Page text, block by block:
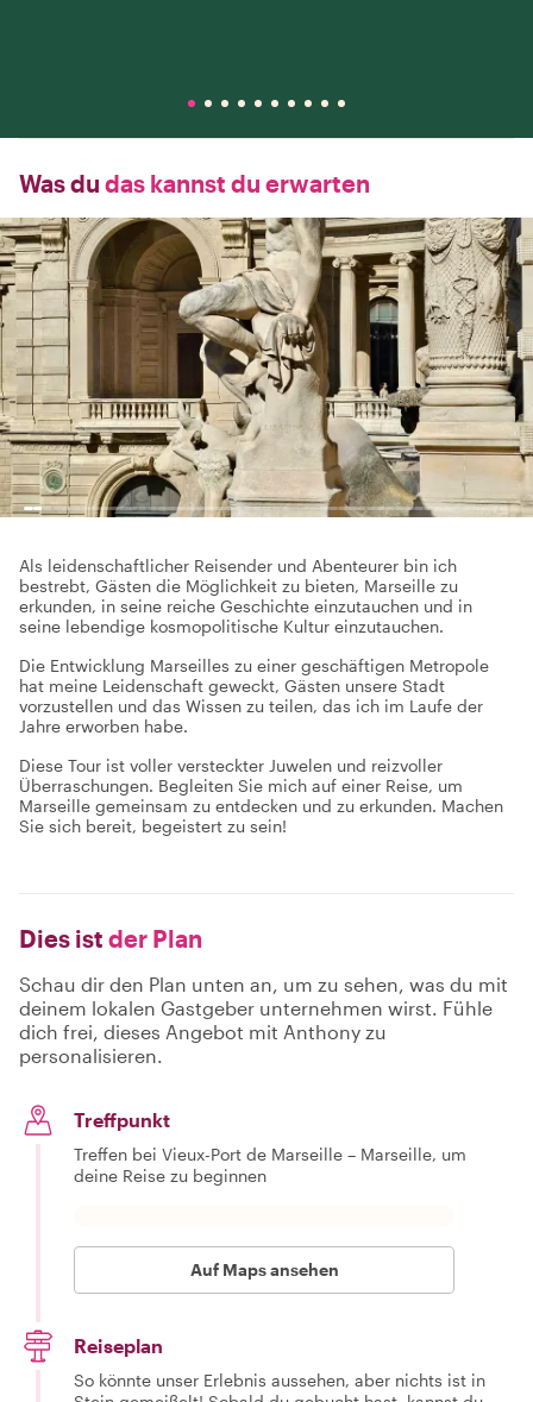
Was du das kannst du erwarten
Als leidenschaftlicher Reisender und Abenteurer bin ich
bestrebt, Gästen die Möglichkeit zu bieten, Marseille zu
erkunden, in seine reiche Geschichte einzutauchen und in
seine lebendige kosmopolitische Kultur einzutauchen.
Die Entwicklung Marseilles zu einer geschäftigen Metropole
hat meine Leidenschaft geweckt, Gästen unsere Stadt
vorzustellen und das Wissen zu teilen, das ich im Laufe der
Jahre erworben habe.
Diese Tour ist voller versteckter Juwelen und reizvoller
Überraschungen. Begleiten Sie mich auf einer Reise, um
Marseille gemeinsam zu entdecken und zu erkunden. Machen
Sie sich bereit, begeistert zu sein!
Dies ist der Plan
Schau dir den Plan unten an, um zu sehen, was du mit
deinem lokalen Gastgeber unternehmen wirst. Fühle
dich frei, dieses Angebot mit Anthony zu
personalisieren.
Treffpunkt
Treffen bei Vieux-Port de Marseille – Marseille, um
deine Reise zu beginnen
Auf Maps ansehen
Reiseplan
So könnte unser Erlebnis aussehen, aber nichts ist in